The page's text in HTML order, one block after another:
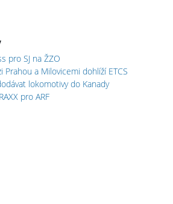
pro SJ na ŽZO
Prahou a Milovicemi dohlíží ETCS
lokomotivy do Kanady
pro ARF